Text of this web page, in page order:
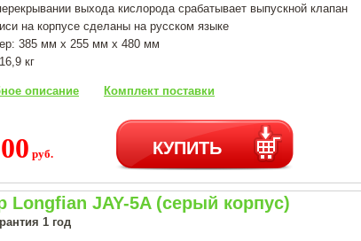
выхода кислорода срабатывает выпускной клапан
на корпусе сделаны на русском языке
385 мм х 255 мм х 480 мм
кг
описание Комплект поставки
руб. КУПИТЬ
Longfian JAY-5A (серый корпус)
1 год